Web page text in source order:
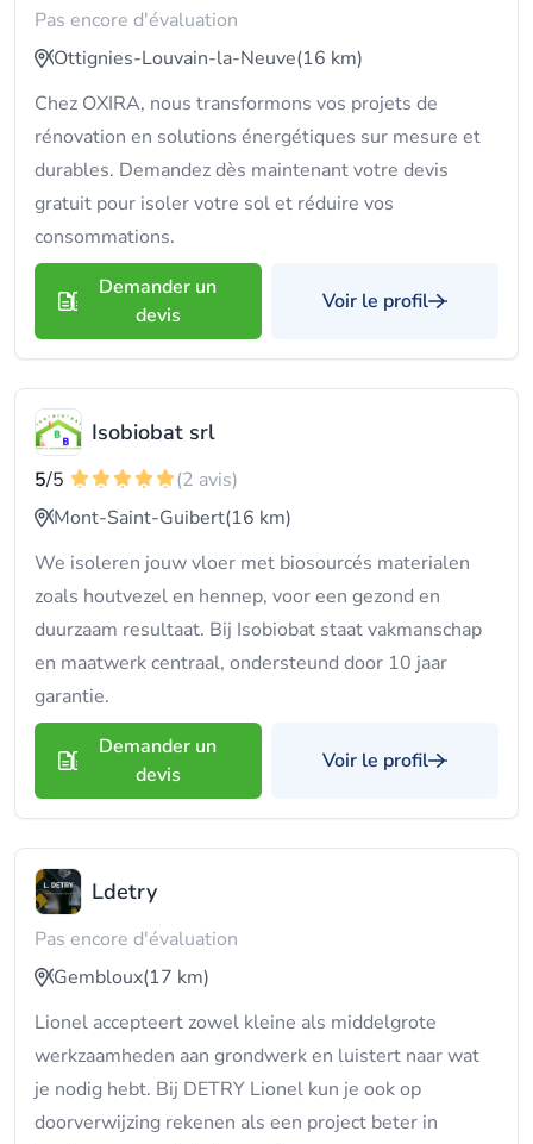
Pas encore d'évaluation
Ottignies-Louvain-la-Neuve(16 km)
Chez OXIRA, nous transformons vos projets de
rénovation en solutions énergétiques sur mesure et
durables. Demandez dès maintenant votre devis
gratuit pour isoler votre sol et réduire vos
consommations.
Demander un
devis
Voir le profil
Isobiobat srl
5/5
(2 avis)
Mont-Saint-Guibert(16 km)
We isoleren jouw vloer met biosourcés materialen
zoals houtvezel en hennep, voor een gezond en
duurzaam resultaat. Bij Isobiobat staat vakmanschap
en maatwerk centraal, ondersteund door 10 jaar
garantie.
Demander un
devis
Voir le profil
Ldetry
Pas encore d'évaluation
Gembloux(17 km)
Lionel accepteert zowel kleine als middelgrote
werkzaamheden aan grondwerk en luistert naar wat
je nodig hebt. Bij DETRY Lionel kun je ook op
doorverwijzing rekenen als een project beter in